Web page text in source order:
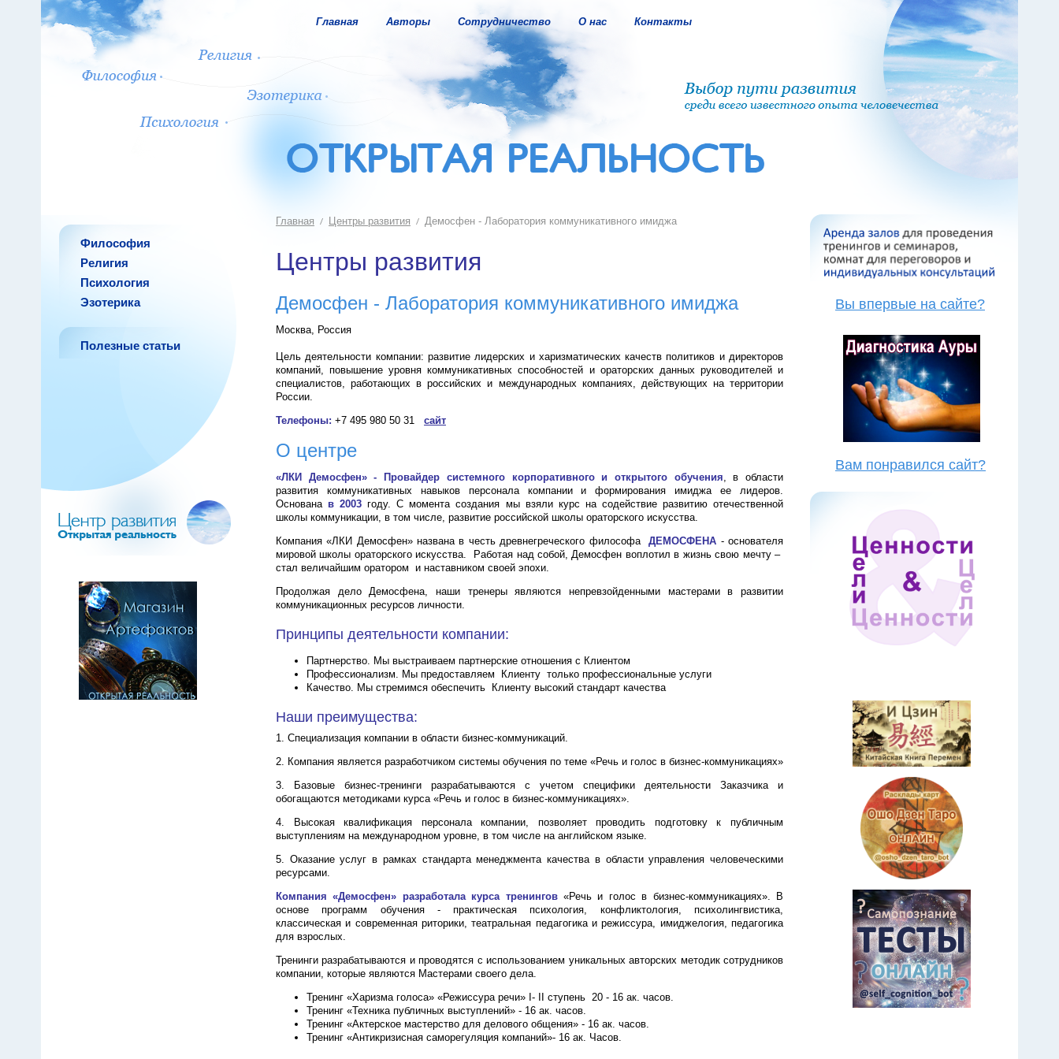
Главная Авторы Сотрудничество О нас Контакты
Философия
Религия
Психология
Эзотерика
Полезные статьи
Вы впервые на сайте?
Вам понравился сайт?
Главная Центры развития Демосфен - Лаборатория коммуникативного имиджа
Центры развития
Демосфен - Лаборатория коммуникативного имиджа
Москва, Россия
Цель деятельности компании: развитие лидерских и харизматических качеств политиков и директоров
компаний, повышение уровня коммуникативных способностей и ораторских данных руководителей и
специалистов, работающих в российских и международных компаниях, действующих на территории
России.
Телефоны: +7 495 980 50 31 сайт
О центре
«ЛКИ Демосфен» - Провайдер системного корпоративного и открытого обучения, в области
развития коммуникативных навыков персонала компании и формирования имиджа ее лидеров.
Основана в 2003 году. С момента создания мы взяли курс на содействие развитию отечественной
школы коммуникации, в том числе, развитие российской школы ораторского искусства.
Компания «ЛКИ Демосфен» названа в честь древнегреческого философаДЕМОСФЕНА - основателя
мировой школы ораторского искусства. Работая над собой, Демосфен воплотил в жизнь свою мечту –
стал величайшим оратором и наставником своей эпохи.
Продолжая дело Демосфена, наши тренеры являются непревзойденными мастерами в развитии
коммуникационных ресурсов личности.
Принципы деятельности компании:
Партнерство. Мы выстраиваем партнерские отношения с Клиентом
Профессионализм. Мы предоставляем Клиенту только профессиональные услуги
Качество. Мы стремимся обеспечить Клиенту высокий стандарт качества
Наши преимущества:
1. Специализация компании в области бизнес-коммуникаций.
2. Компания является разработчиком системы обучения по теме «Речь и голос в бизнес-коммуникациях»
3. Базовые бизнес-тренинги разрабатываются с учетом специфики деятельности Заказчика и
обогащаются методиками курса «Речь и голос в бизнес-коммуникациях».
4. Высокая квалификация персонала компании, позволяет проводить подготовку к публичным
выступлениям на международном уровне, в том числе на английском языке.
5. Оказание услуг в рамках стандарта менеджмента качества в области управления человеческими
ресурсами.
Компания «Демосфен» разработала курса тренингов«Речь и голос в бизнес-коммуникациях». В
основе программ обучения - практическая психология, конфликтология, психолингвистика,
классическая и современная риторики, театральная педагогика и режиссура, имиджелогия, педагогика
для взрослых.
Тренинги разрабатываются и проводятся с использованием уникальных авторских методик сотрудников
компании, которые являются Мастерами своего дела.
Тренинг «Харизма голоса» «Режиссура речи» I- II ступень 20 - 16 ак. часов.
Тренинг «Техника публичных выступлений» - 16 ак. часов.
Тренинг «Актерское мастерство для делового общения» - 16 ак. часов.
Тренинг «Антикризисная саморегуляция компаний»- 16 ак. Часов.